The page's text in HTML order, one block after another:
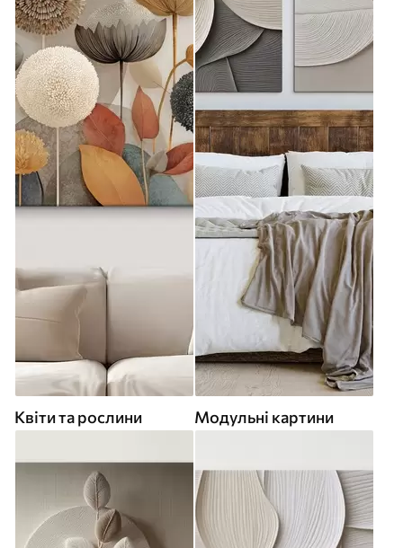
Квіти та рослини Модульні картини